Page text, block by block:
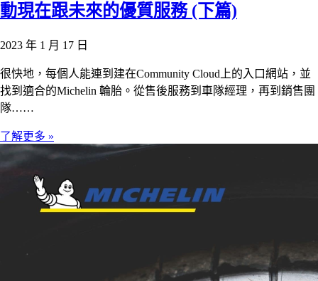
動現在跟未來的優質服務 (下篇)
2023 年 1 月 17 日
很快地，每個人能連到建在Community Cloud上的入口網站，並
找到適合的Michelin 輪胎。從售後服務到車隊經理，再到銷售團
隊……
了解更多 »